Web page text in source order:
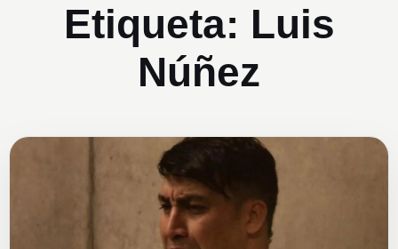
Etiqueta: Luis
Núñez